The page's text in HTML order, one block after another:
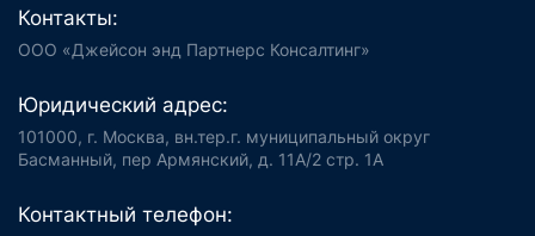
Контакты:
ООО «Джейсон энд Партнерс Консалтинг»
Юридический адрес:
101000, г. Москва, вн.тер.г. муниципальный округ
Басманный, пер Армянский, д. 11А/2 стр. 1А
Контактный телефон: